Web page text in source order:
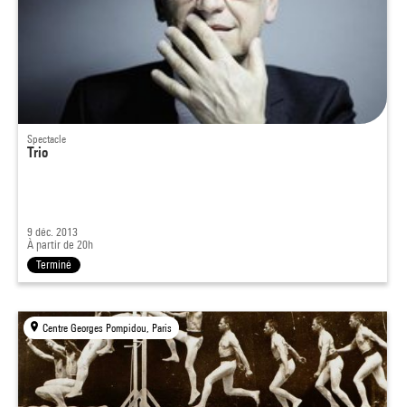
Spectacle
Trio
9 déc. 2013
À partir de 20h
Terminé
Centre Georges Pompidou, Paris